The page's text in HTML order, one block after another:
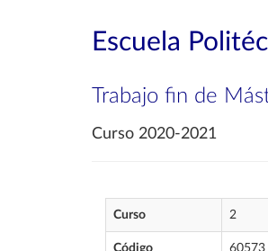
Escuela
Trabajo fin de
Curso 2020-2021
Curso 2
Código 60573